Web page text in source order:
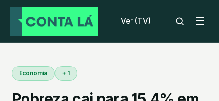
Ver (TV) ☰
Economia + 1